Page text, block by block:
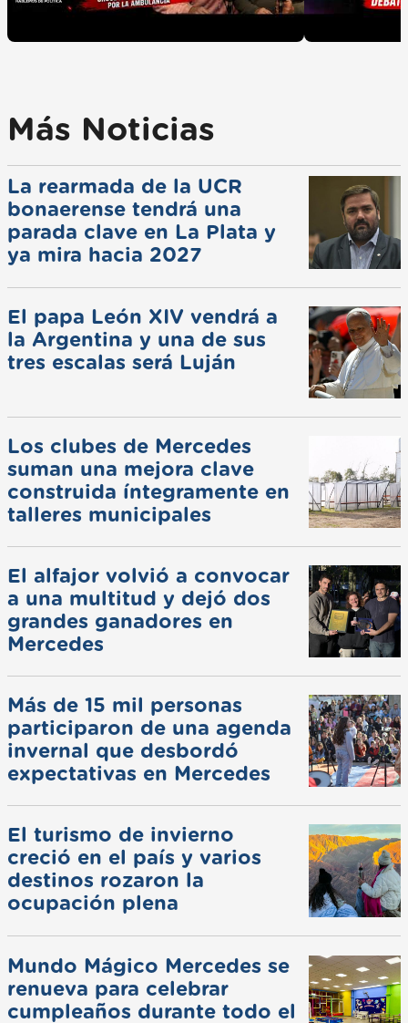
Más Noticias
La rearmada de la UCR
bonaerense tendrá una
parada clave en La Plata y
ya mira hacia 2027
El papa León XIV vendrá a
la Argentina y una de sus
tres escalas será Luján
Los clubes de Mercedes
suman una mejora clave
construida íntegramente en
talleres municipales
El alfajor volvió a convocar
a una multitud y dejó dos
grandes ganadores en
Mercedes
Más de 15 mil personas
participaron de una agenda
invernal que desbordó
expectativas en Mercedes
El turismo de invierno
creció en el país y varios
destinos rozaron la
ocupación plena
Mundo Mágico Mercedes se
renueva para celebrar
cumpleaños durante todo el